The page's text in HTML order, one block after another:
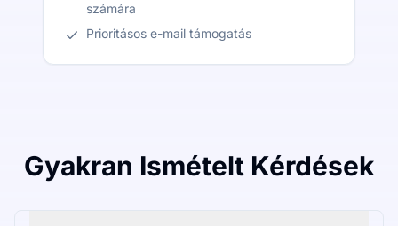
számára
Prioritásos e-mail támogatás
Gyakran Ismételt Kérdések